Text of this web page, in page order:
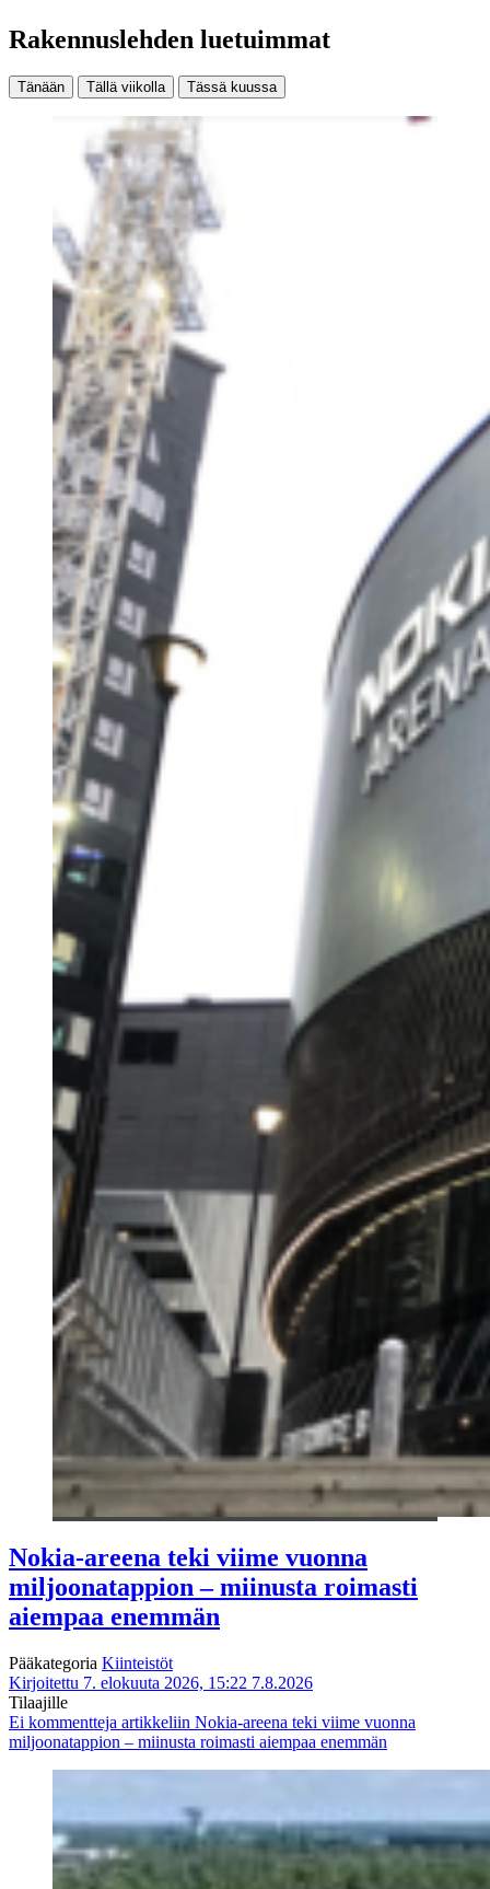
Rakennuslehden luetuimmat
Tänään Tällä viikolla Tässä kuussa
Nokia-areena teki viime vuonna
miljoonatappion – miinusta roimasti
aiempaa enemmän
Pääkategoria Kiinteistöt
Kirjoitettu 7. elokuuta 2026, 15:22 7.8.2026
Tilaajille
Ei kommentteja artikkeliin Nokia-areena teki viime vuonna
miljoonatappion – miinusta roimasti aiempaa enemmän